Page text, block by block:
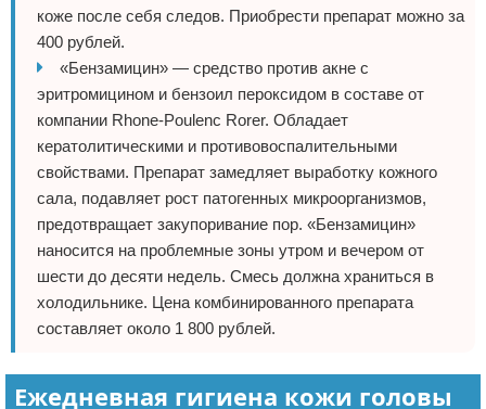
коже после себя следов. Приобрести препарат можно за
400 рублей.
«Бензамицин» — средство против акне с
эритромицином и бензоил пероксидом в составе от
компании Rhone-Poulenc Rorer. Обладает
кератолитическими и противовоспалительными
свойствами. Препарат замедляет выработку кожного
сала, подавляет рост патогенных микроорганизмов,
предотвращает закупоривание пор. «Бензамицин»
наносится на проблемные зоны утром и вечером от
шести до десяти недель. Смесь должна храниться в
холодильнике. Цена комбинированного препарата
составляет около 1 800 рублей.
Ежедневная гигиена кожи головы